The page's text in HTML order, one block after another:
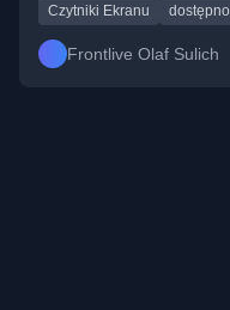
Czytniki Ekranu
Frontlive Olaf Sulich